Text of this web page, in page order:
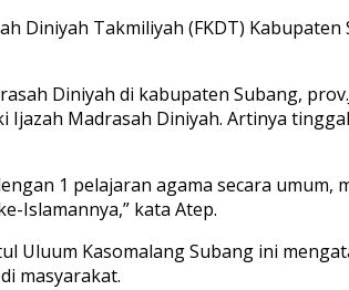
Diniyah Takmiliyah (FKDT)
Diniyah di kabupaten Subang,
Madrasah Diniyah. Artinya
1 pelajaran agama secara
Islamannya,” kata Atep.
Uluum Kasomalang Subang ini
masyarakat.